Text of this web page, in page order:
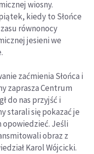
wiosny.
kiedy to Słońce
równonocy
jesieni we
zaćmienia Słońca i
zaprasza Centrum
do nas przyjść i
starali się pokazać je
opowiedzieć. Jeśli
obraz z
Karol Wójcicki.